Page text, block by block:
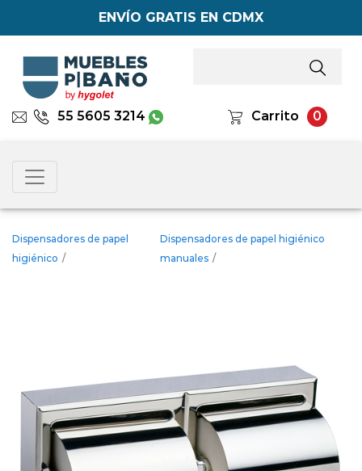
ENVÍO GRATIS EN CDMX
55 5605 3214 Carrito 0
Dispensadores de papel
higiénico /
Dispensadores de papel higiénico
manuales /